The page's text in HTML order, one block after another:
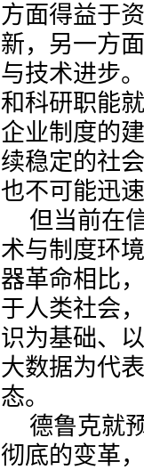
方面得益于
新，另一方
与技术进步
和科研职能
企业制度的
续稳定的社
也不可能迅
但当前在
术与制度环
器革命相比
于人类社会
识为基础、
大数据为代
态。
德鲁克就
彻底的变革